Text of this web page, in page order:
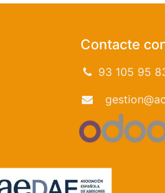
Contacte
93 105 95